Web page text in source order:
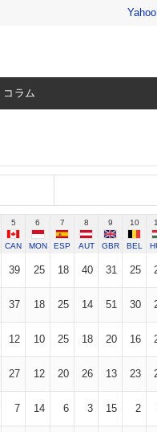
コラム
5
CAN
6
MON
7
ESP
8
AUT
9
GBR
10
BEL
39 25 18 40 31 25
37 18 25 14 51 30
12 10 25 18 20 16
27 12 20 26 13 23
7 14 6 3 15 2